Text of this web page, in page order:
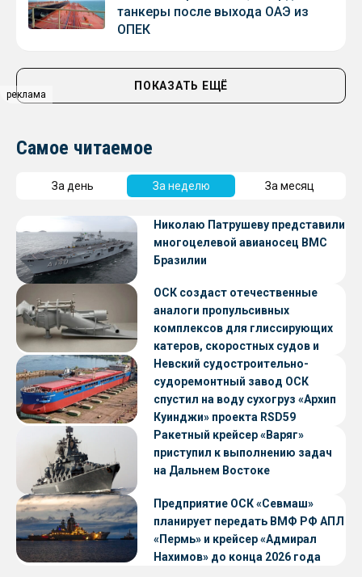
реклама
танкеры после выхода ОАЭ из
ОПЕК
ПОКАЗАТЬ ЕЩЁ
Самое читаемое
За день За неделю За месяц
Николаю Патрушеву представили
многоцелевой авианосец ВМС
Бразилии
ОСК создаст отечественные
аналоги пропульсивных
комплексов для глиссирующих
катеров, скоростных судов и
судов с малой осадкой
Невский судостроительно-
судоремонтный завод ОСК
спустил на воду сухогруз «Архип
Куинджи» проекта RSD59
Ракетный крейсер «Варяг»
приступил к выполнению задач
на Дальнем Востоке
Предприятие ОСК «Севмаш»
планирует передать ВМФ РФ АПЛ
«Пермь» и крейсер «Адмирал
Нахимов» до конца 2026 года